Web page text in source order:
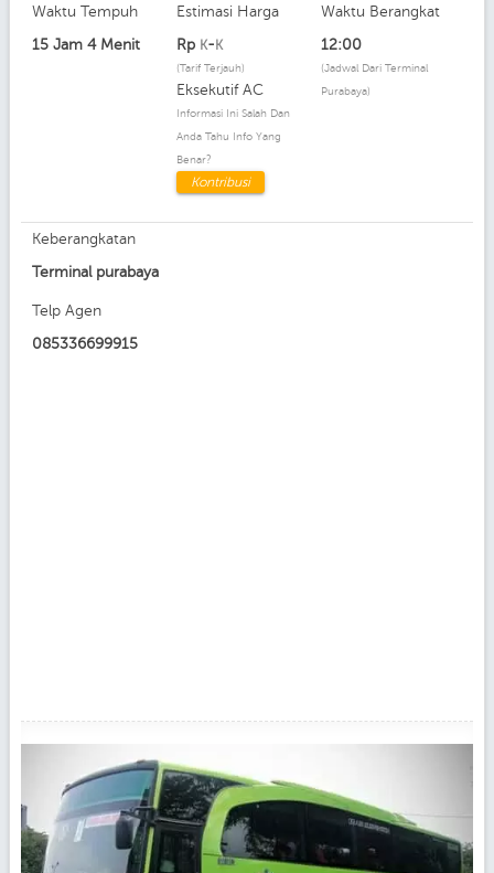
Waktu Tempuh
15 Jam 4 Menit
Estimasi Harga
Rp K- K
(Tarif Terjauh)
Eksekutif AC
Informasi Ini Salah Dan
Anda Tahu Info Yang
Benar?
Kontribusi
Waktu Berangkat
12:00
(Jadwal Dari Terminal
Purabaya)
Keberangkatan
Terminal purabaya
Telp Agen
085336699915